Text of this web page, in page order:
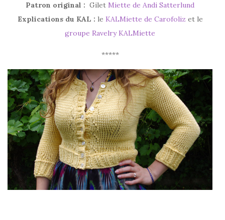
Patron original : Gilet Miette de Andi Satterlund
Explications du KAL : le KALMiette de Carofoliz et le
groupe Ravelry KALMiette
*****